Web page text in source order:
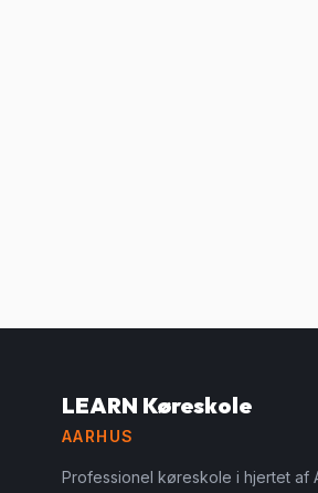
LEARN Køreskole
AARHUS
Professionel køreskole i hjertet af